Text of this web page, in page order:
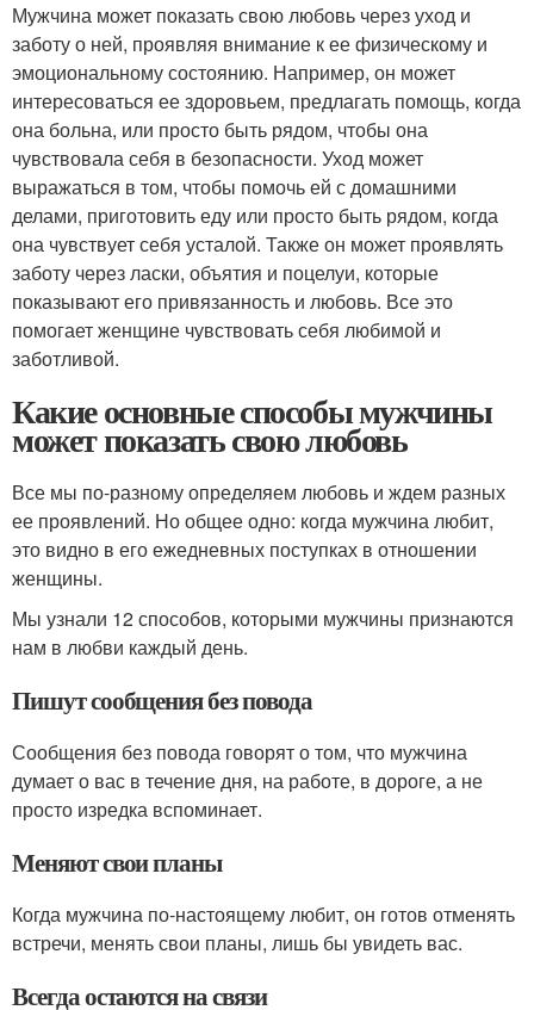
Мужчина может показать свою любовь через уход и
заботу о ней, проявляя внимание к ее физическому и
эмоциональному состоянию. Например, он может
интересоваться ее здоровьем, предлагать помощь, когда
она больна, или просто быть рядом, чтобы она
чувствовала себя в безопасности. Уход может
выражаться в том, чтобы помочь ей с домашними
делами, приготовить еду или просто быть рядом, когда
она чувствует себя усталой. Также он может проявлять
заботу через ласки, объятия и поцелуи, которые
показывают его привязанность и любовь. Все это
помогает женщине чувствовать себя любимой и
заботливой.
Какие основные способы мужчины
может показать свою любовь
Все мы по-разному определяем любовь и ждем разных
ее проявлений. Но общее одно: когда мужчина любит,
это видно в его ежедневных поступках в отношении
женщины.
Мы узнали 12 способов, которыми мужчины признаются
нам в любви каждый день.
Пишут сообщения без повода
Сообщения без повода говорят о том, что мужчина
думает о вас в течение дня, на работе, в дороге, а не
просто изредка вспоминает.
Меняют свои планы
Когда мужчина по-настоящему любит, он готов отменять
встречи, менять свои планы, лишь бы увидеть вас.
Всегда остаются на связи